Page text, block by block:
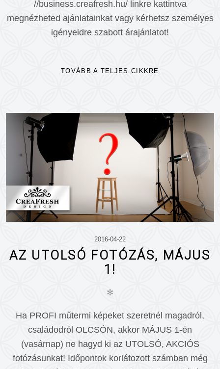
//business.creafresh.hu/ linkre kattintva
megnézheted ajánlatainkat vagy kérhetsz személyes
igényeidre szabott árajánlatot!
TOVÁBB A TELJES CIKKRE
2016-04-22
AZ UTOLSÓ FOTÓZÁS, MÁJUS
1!
✻
Ha PROFI műtermi képeket szeretnél magadról,
családodról OLCSÓN, akkor MÁJUS 1-én
(vasárnap) ne hagyd ki az UTOLSÓ, AKCIÓS
fotózásunkat! Időpontok korlátozott számban még